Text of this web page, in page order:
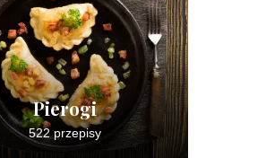
Pierogi
522 przepisy